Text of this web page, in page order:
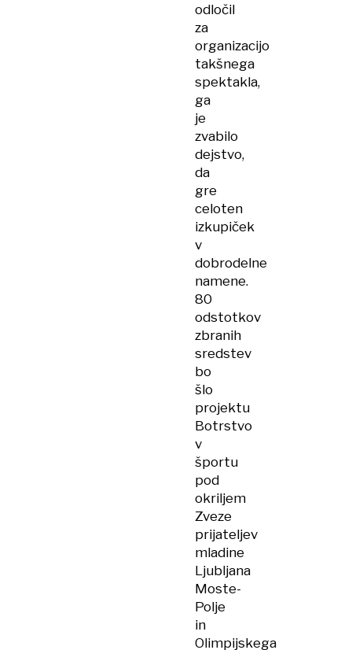
odločil
za
organizacijo
takšnega
spektakla,
ga
je
zvabilo
dejstvo,
da
gre
celoten
izkupiček
v
dobrodelne
namene.
80
odstotkov
zbranih
sredstev
bo
šlo
projektu
Botrstvo
v
športu
pod
okriljem
Zveze
prijateljev
mladine
Ljubljana
Moste-
Polje
in
Olimpijskega